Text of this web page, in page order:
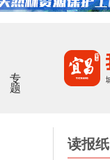
专题
读报纸